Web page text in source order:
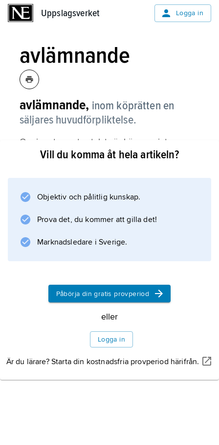
Uppslagsverket Logga in
avlämnande
avlämnande, inom köprätten en
säljares huvudförpliktelse.
Om inget annat avtalats är köparen inte
skyldig att betala för varan förrän den har
när säljaren lämnat den till en s.k. självständig
konsumentköp, där varan inte är avlämnad
Vill du komma åt hela artikeln?
Objektiv och pålitlig kunskap.
Prova det, du kommer att gilla det!
Marknadsledare i Sverige.
Påbörja din gratis provperiod
eller
Logga in
Är du lärare? Starta din kostnadsfria provperiod härifrån.